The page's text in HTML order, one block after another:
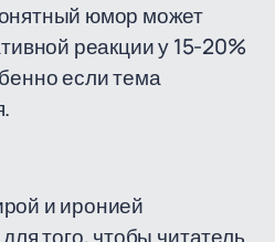
юмор может
реакции у 15-20%
если тема
и иронией